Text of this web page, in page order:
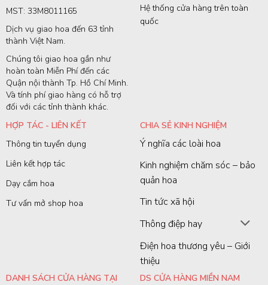
MST: 33M8011165
Dịch vụ giao hoa đến 63 tỉnh
thành Việt Nam.
Chúng tôi giao hoa gần như
hoàn toàn Miễn Phí đến các
Quận nội thành Tp. Hồ Chí Minh.
Và tính phí giao hàng có hỗ trợ
đối với các tỉnh thành khác.
Hệ thống cửa hàng trên toàn
quốc
HỢP TÁC - LIÊN KẾT
Thông tin tuyển dụng
Liên kết hợp tác
Dạy cắm hoa
Tư vấn mở shop hoa
CHIA SẺ KINH NGHIỆM
Ý nghĩa các loài hoa
Kinh nghiệm chăm sóc – bảo
quản hoa
Tin tức xã hội
Thông điệp hay
Điện hoa thương yêu – Giới
thiệu
DANH SÁCH CỬA HÀNG TẠI
DS CỬA HÀNG MIỀN NAM